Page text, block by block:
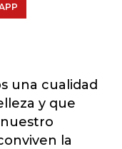
una cualidad
y que
la